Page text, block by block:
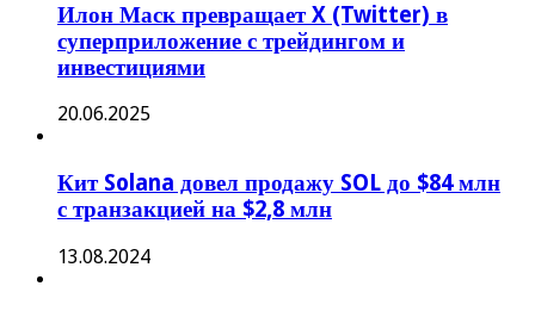
Илон Маск превращает X (Twitter) в
суперприложение с трейдингом и
инвестициями
20.06.2025
Кит Solana довел продажу SOL до $84 млн
с транзакцией на $2,8 млн
13.08.2024